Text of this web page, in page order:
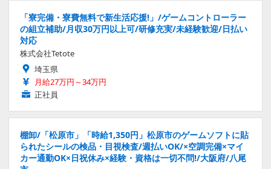
「寮完備・寮費無料で新生活応援!」/ゲームコントローラー
の組立補助/月収30万円以上可/研修充実/未経験歓迎/日払い
対応
株式会社Tetote
埼玉県
月給27万円～34万円
正社員
棚卸/「松原市」「時給1,350円」松原市のゲームソフトに貼
られたシールの検品・目視検査/週払いOK/×空調完備×マイ
カー通勤OK×日祝休み×経験・資格は一切不問!/大阪府/八尾